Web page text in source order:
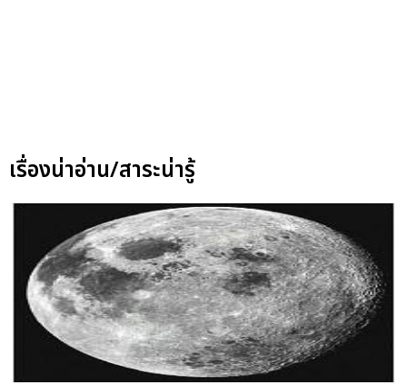
เรื่องน่าอ่าน/สาระน่ารู้